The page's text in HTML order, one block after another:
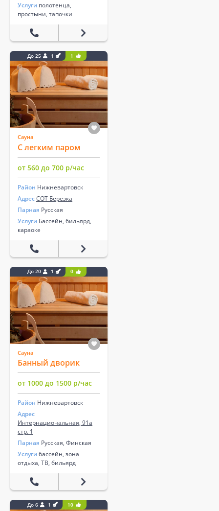
Услуги полотенца,
простыни, тапочки
До 25 1 1
Сауна
С легким паром
от 560 до 700 р/час
Район Нижневартовск
АдресСОТ Берёзка
Парная Русская
Услуги Бассейн, бильярд,
караоке
До 20 1 0
Сауна
Банный дворик
от 1000 до 1500 р/час
Район Нижневартовск
Адрес
Интернациональная, 91а
стр. 1
Парная Русская, Финская
Услуги бассейн, зона
отдыха, ТВ, бильярд
До 6 1 10